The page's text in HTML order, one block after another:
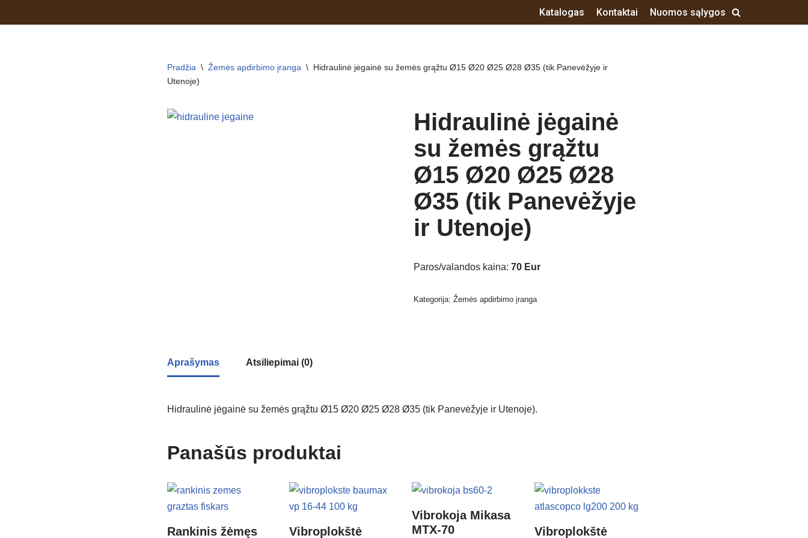
Katalogas Kontaktai Nuomos sąlygos
Pradžia \ Žemės apdirbimo įranga \ Hidraulinė jėgainė su žemės grąžtu Ø15 Ø20 Ø25 Ø28 Ø35 (tik Panevėžyje ir
Utenoje)
Hidraulinė jėgainė
su žemės grąžtu
Ø15 Ø20 Ø25 Ø28
Ø35 (tik Panevėžyje
ir Utenoje)
Paros/valandos kaina: 70 Eur
Kategorija: Žemės apdirbimo įranga
Aprašymas Atsiliepimai (0)
Hidraulinė jėgainė su žemės grąžtu Ø15 Ø20 Ø25 Ø28 Ø35 (tik Panevėžyje ir Utenoje).
Panašūs produktai
Rankinis žėmęs Vibroplokštė
Vibrokoja Mikasa
MTX-70
Vibroplokštė